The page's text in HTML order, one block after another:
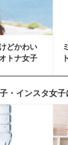
どかわい
トナ女子
・インスタ女